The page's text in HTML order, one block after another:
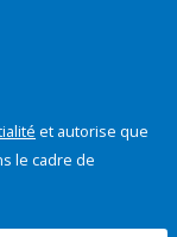
et autorise que
le cadre de